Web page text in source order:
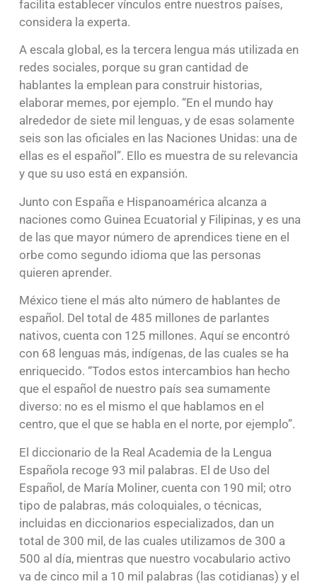
facilita establecer vínculos entre nuestros países,
considera la experta.
A escala global, es la tercera lengua más utilizada en
redes sociales, porque su gran cantidad de
hablantes la emplean para construir historias,
elaborar memes, por ejemplo. “En el mundo hay
alrededor de siete mil lenguas, y de esas solamente
seis son las oficiales en las Naciones Unidas: una de
ellas es el español”. Ello es muestra de su relevancia
y que su uso está en expansión.
Junto con España e Hispanoamérica alcanza a
naciones como Guinea Ecuatorial y Filipinas, y es una
de las que mayor número de aprendices tiene en el
orbe como segundo idioma que las personas
quieren aprender.
México tiene el más alto número de hablantes de
español. Del total de 485 millones de parlantes
nativos, cuenta con 125 millones. Aquí se encontró
con 68 lenguas más, indígenas, de las cuales se ha
enriquecido. “Todos estos intercambios han hecho
que el español de nuestro país sea sumamente
diverso: no es el mismo el que hablamos en el
centro, que el que se habla en el norte, por ejemplo”.
El diccionario de la Real Academia de la Lengua
Española recoge 93 mil palabras. El de Uso del
Español, de María Moliner, cuenta con 190 mil; otro
tipo de palabras, más coloquiales, o técnicas,
incluidas en diccionarios especializados, dan un
total de 300 mil, de las cuales utilizamos de 300 a
500 al día, mientras que nuestro vocabulario activo
va de cinco mil a 10 mil palabras (las cotidianas) y el